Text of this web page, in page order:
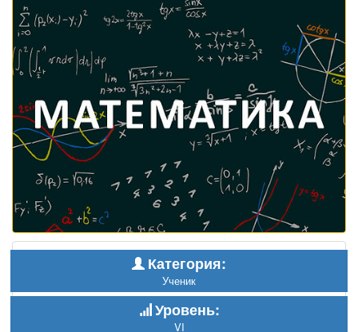
Категория:
Ученик
Уровень:
VI